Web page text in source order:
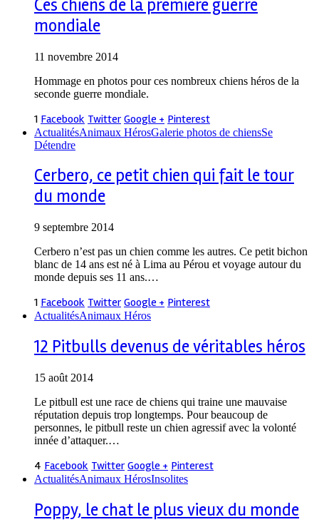
Ces chiens de la première guerre
mondiale
11 novembre 2014
Hommage en photos pour ces nombreux chiens héros de la
seconde guerre mondiale.
1 Facebook Twitter Google + Pinterest
ActualitésAnimaux HérosGalerie photos de chiensSe
Détendre
Cerbero, ce petit chien qui fait le tour
du monde
9 septembre 2014
Cerbero n’est pas un chien comme les autres. Ce petit bichon
blanc de 14 ans est né à Lima au Pérou et voyage autour du
monde depuis ses 11 ans.…
1 Facebook Twitter Google + Pinterest
ActualitésAnimaux Héros
12 Pitbulls devenus de véritables héros
15 août 2014
Le pitbull est une race de chiens qui traine une mauvaise
réputation depuis trop longtemps. Pour beaucoup de
personnes, le pitbull reste un chien agressif avec la volonté
innée d’attaquer.…
4 Facebook Twitter Google + Pinterest
ActualitésAnimaux HérosInsolites
Poppy, le chat le plus vieux du monde